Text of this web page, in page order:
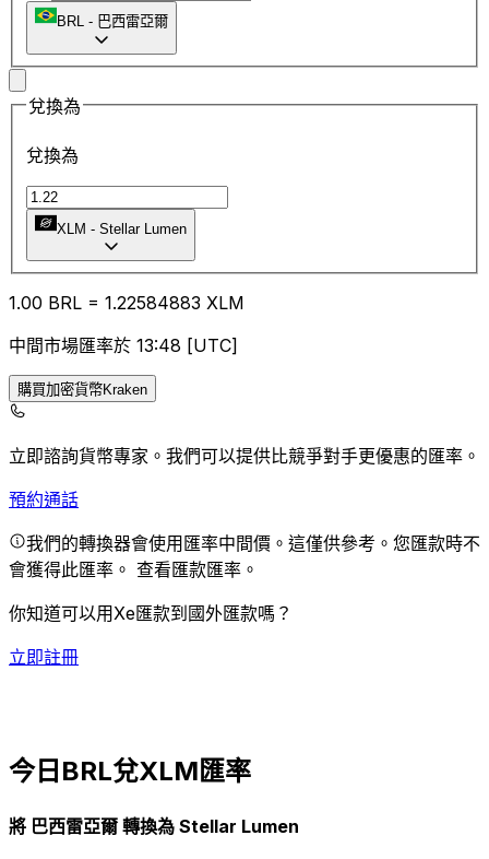
BRL - 巴西雷亞爾
兌換為
兌換為
XLM - Stellar Lumen
1.00 BRL = 1.22584883 XLM
中間市場匯率於 13:48 [UTC]
購買加密貨幣Kraken
立即諮詢貨幣專家。 我們可以提供比競爭對手更優惠的匯率。
預約通話
我們的轉換器會使用匯率中間價。這僅供參考。您匯款時不
會獲得此匯率。 查看匯款匯率。
你知道可以用Xe匯款到國外匯款嗎？
立即註冊
今日BRL兌XLM匯率
將 巴西雷亞爾 轉換為 Stellar Lumen